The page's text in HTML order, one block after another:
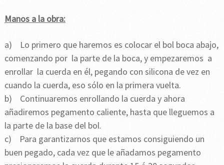
Manos a la obra:
a) Lo primero que haremos es colocar el bol boca abajo,
comenzando por la parte de la boca, y empezaremos a
enrollar la cuerda en él, pegando con silicona de vez en
cuando la cuerda, eso sólo en la primera vuelta.
b) Continuaremos enrollando la cuerda y ahora
añadiremos pegamento caliente, hasta que lleguemos a
la parte de la base del bol.
c) Para garantizarnos que estamos consiguiendo un
buen pegado, cada vez que le añadamos pegamento